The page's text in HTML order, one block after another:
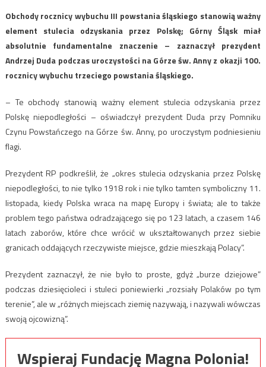
Obchody rocznicy wybuchu III powstania śląskiego stanowią ważny
element stulecia odzyskania przez Polskę; Górny Śląsk miał
absolutnie fundamentalne znaczenie – zaznaczył prezydent
Andrzej Duda podczas uroczystości na Górze św. Anny z okazji 100.
rocznicy wybuchu trzeciego powstania śląskiego.
– Te obchody stanowią ważny element stulecia odzyskania przez
Polskę niepodległości – oświadczył prezydent Duda przy Pomniku
Czynu Powstańczego na Górze św. Anny, po uroczystym podniesieniu
flagi.
Prezydent RP podkreślił, że „okres stulecia odzyskania przez Polskę
niepodległości, to nie tylko 1918 rok i nie tylko tamten symboliczny 11.
listopada, kiedy Polska wraca na mapę Europy i świata; ale to także
problem tego państwa odradzającego się po 123 latach, a czasem 146
latach zaborów, które chce wrócić w ukształtowanych przez siebie
granicach oddających rzeczywiste miejsce, gdzie mieszkają Polacy”.
Prezydent zaznaczył, że nie było to proste, gdyż „burze dziejowe”
podczas dziesięcioleci i stuleci poniewierki „rozsiały Polaków po tym
terenie”, ale w „różnych miejscach ziemię nazywają, i nazywali wówczas
swoją ojcowizną”.
Wspieraj Fundację Magna Polonia!